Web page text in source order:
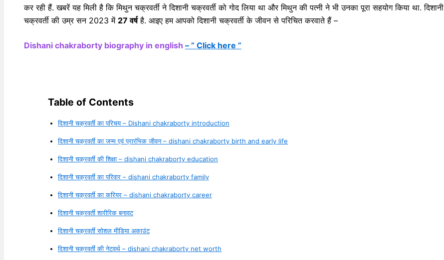
कर रही हैं. खबरें यह मिली है कि मिथुन चक्रवर्ती ने दिशानी चक्रवर्ती को गोद लिया था और मिथुन की पत्नी ने भी उनका पूरा सहयोग किया था. दिशानी
चक्रवर्ती की उम्र सन 2023 में 27 वर्षहै. आइए हम आपको दिशानी चक्रवर्ती के जीवन से परिचित करवाते हैं –
Dishani chakraborty biography in english – ” Click here ”
Table of Contents
दिशानी चक्रवर्ती का परिचय – Dishani chakraborty introduction
दिशानी चक्रवर्ती का जन्म एवं प्रारंभिक जीवन – dishani chakraborty birth and early life
दिशानी चक्रवर्ती की शिक्षा – dishani chakraborty education
दिशानी चक्रवर्ती का परिवार – dishani chakraborty family
दिशानी चक्रवर्ती का करियर – dishani chakraborty career
दिशानी चक्रवर्ती शारीरिक बनावट
दिशानी चक्रवर्ती सोशल मीडिया अकाउंट
दिशानी चक्रवर्ती की नेटवर्थ – dishani chakraborty net worth